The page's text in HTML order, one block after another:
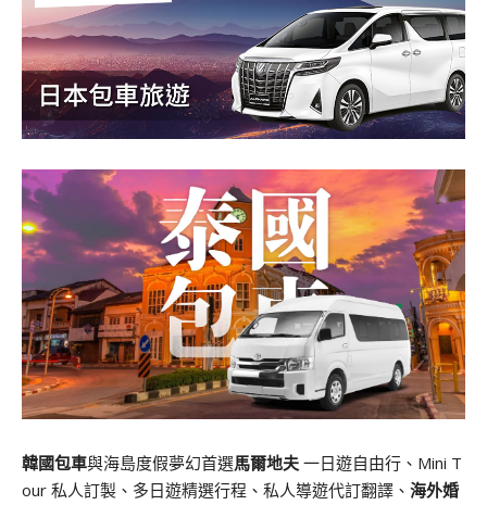
韓國包車與海島度假夢幻首選馬爾地夫 一日遊自由行、Mini T
our 私人訂製、多日遊精選行程、私人導遊代訂翻譯、 海外婚